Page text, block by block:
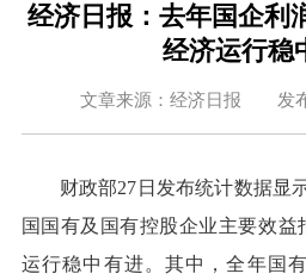
经济日报：去年国企利
经济运行稳
文章来源：经济日报 发布
财政部27日发布统计数据显
国国有及国有控股企业主要效
运行稳中有进。其中，全年国